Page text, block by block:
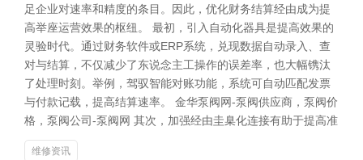
足企业对速率和精度的条目。因此，优化财务结算经由成为提
高举座运营效果的枢纽。 最初，引入自动化器具是提高效果的
灵验时代。通过财务软件或ERP系统，兑现数据自动录入、查
对与结算，不仅减少了东说念主工操作的误差率，也大幅镌汰
了处理时刻。举例，驾驭智能对账功能，系统可自动匹配发票
与付款记载，提高结算速率。 金华泵阀网-泵阀供应商，泵阀价
格，泵阀公司-泵阀网 其次，加强经由圭臬化连接有助于提高准
维修资讯